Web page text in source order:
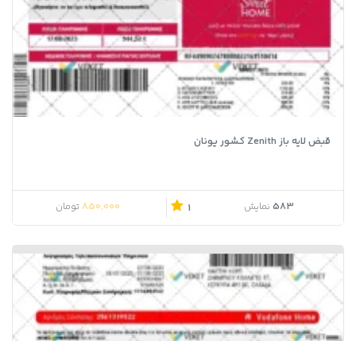
قبض لایه باز Zenith کشور یونان
583 نمایش 1
850,000 تومان